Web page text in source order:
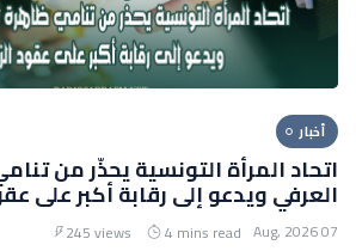
أخبار
اتحاد المرأة التونسية يحذّر من
العرفي ويدعو إلى رقابة أكبر على
07 Aug, 2026
4 mins read
245 views